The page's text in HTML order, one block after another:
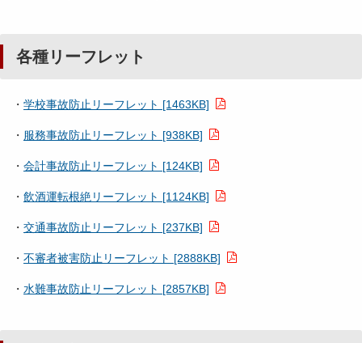
各種リーフレット
・ 学校事故防止リーフレット [1463KB]
・ 服務事故防止リーフレット [938KB]
・ 会計事故防止リーフレット [124KB]
・ 飲酒運転根絶リーフレット [1124KB]
・ 交通事故防止リーフレット [237KB]
・ 不審者被害防止リーフレット [2888KB]
・ 水難事故防止リーフレット [2857KB]